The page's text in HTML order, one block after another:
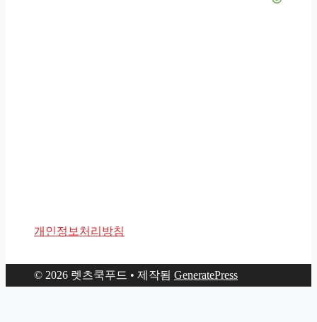
개인정보처리방침
© 2026 렛츠쿡푸드 • 제작됨 GeneratePress